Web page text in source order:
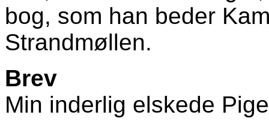
bog, som han beder
Strandmøllen.
Brev
Min inderlig elskede